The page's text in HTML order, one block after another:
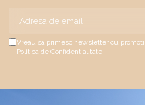
Vreau sa primesc newsletter cu
Politica de Confidentialitate